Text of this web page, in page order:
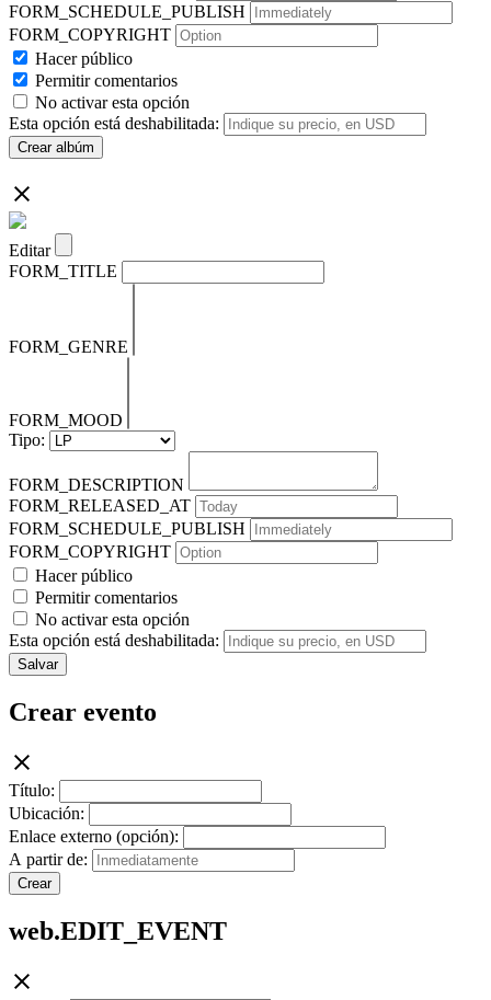
FORM_SCHEDULE_PUBLISH
FORM_COPYRIGHT
Hacer público
Permitir comentarios
No activar esta opción
Esta opción está deshabilitada:
Crear albúm
Editar
FORM_TITLE
FORM_GENRE
FORM_MOOD
Tipo:
FORM_DESCRIPTION
FORM_RELEASED_AT
FORM_SCHEDULE_PUBLISH
FORM_COPYRIGHT
Hacer público
Permitir comentarios
No activar esta opción
Esta opción está deshabilitada:
Salvar
Crear evento
Título:
Ubicación:
Enlace externo (opción):
A partir de:
Crear
web.EDIT_EVENT